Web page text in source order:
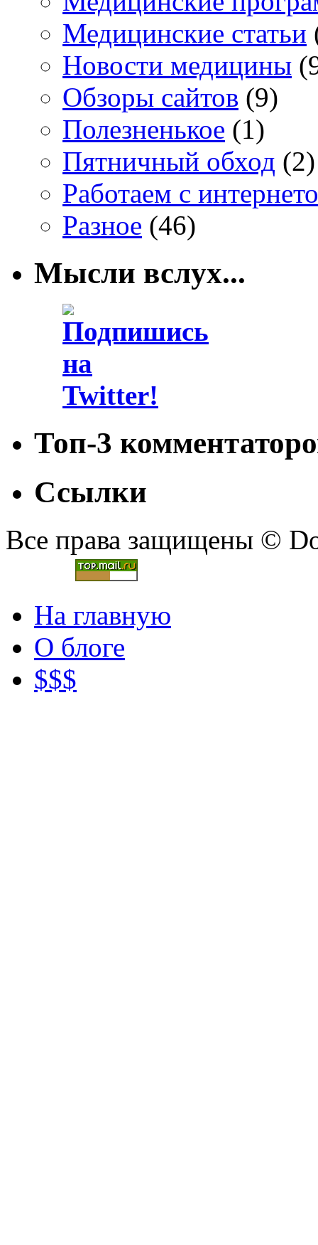
Медицинские статьи
Новости медицины
Обзоры сайтов (9)
Полезненькое (1)
Пятничный обход (2)
Работаем с
Разное (46)
Мысли вслух...
Топ-3
Ссылки
Все права защищены ©
На главную
О блоге
$$$